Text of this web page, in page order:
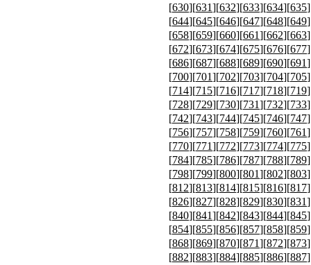
[630][631][632][633][634][635
[644][645][646][647][648][649
[658][659][660][661][662][663
[672][673][674][675][676][677
[686][687][688][689][690][691
[700][701][702][703][704][705
[714][715][716][717][718][719
[728][729][730][731][732][733
[742][743][744][745][746][747
[756][757][758][759][760][761
[770][771][772][773][774][775
[784][785][786][787][788][789
[798][799][800][801][802][803
[812][813][814][815][816][817
[826][827][828][829][830][831
[840][841][842][843][844][845
[854][855][856][857][858][859
[868][869][870][871][872][873
[882][883][884][885][886][887